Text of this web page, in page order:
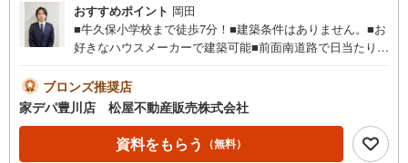
おすすめポイント 岡田
■牛久保小学校まで徒歩7分！■建築条件はありません。■お
好きなハウスメーカーで建築可能■前面南道路で日当たり良
ンフォメーション ・牛久保小学校 徒歩7分 ・南部中学
校 徒歩15分 ・光輝保育園 徒歩3分●家デパ 松屋不動
産販売 のつよみ●・豊橋市・豊川市・知立市・浜松市の4店
舗営業中！三河エリア・遠州エリアの物件ならおまかせく
ださい。新築戸建、中古戸建、中古マンション、土地をお
ブロンズ推奨店
家デパ豊川店 松屋不動産販売株式会社
資料をもらう （無料）